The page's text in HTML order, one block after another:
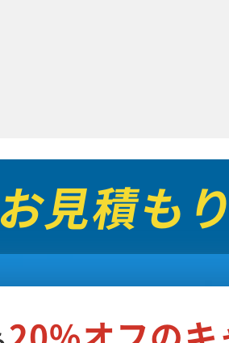
お見積も